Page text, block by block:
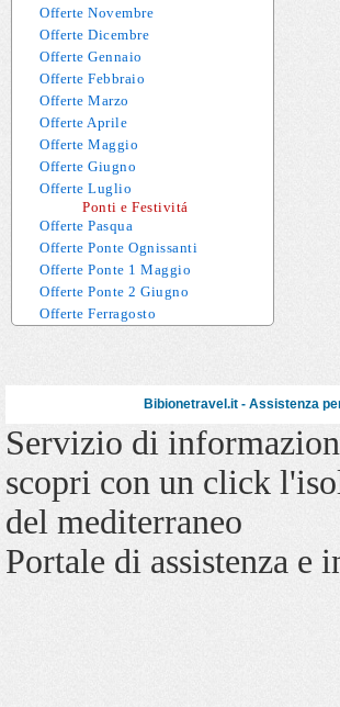
Offerte Novembre
Offerte Dicembre
Offerte Gennaio
Offerte Febbraio
Offerte Marzo
Offerte Aprile
Offerte Maggio
Offerte Giugno
Offerte Luglio
Ponti e Festivitá
Offerte Pasqua
Offerte Ponte Ognissanti
Offerte Ponte 1 Maggio
Offerte Ponte 2 Giugno
Offerte Ferragosto
Bibionetravel.it - Assistenza
Servizio di
scopri con un click l'
del mediterraneo
Portale di assistenza